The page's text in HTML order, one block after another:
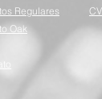
Regulares
Oak